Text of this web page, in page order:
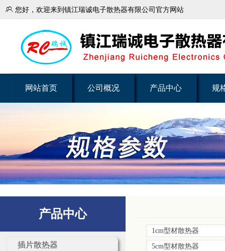
 您好，欢迎来到镇江瑞诚电子散热器有限公司官方网站
网站首页 公司概况 产品中心 规
产品中心
插片散热器
1cm型材散热器
5cm型材散热器